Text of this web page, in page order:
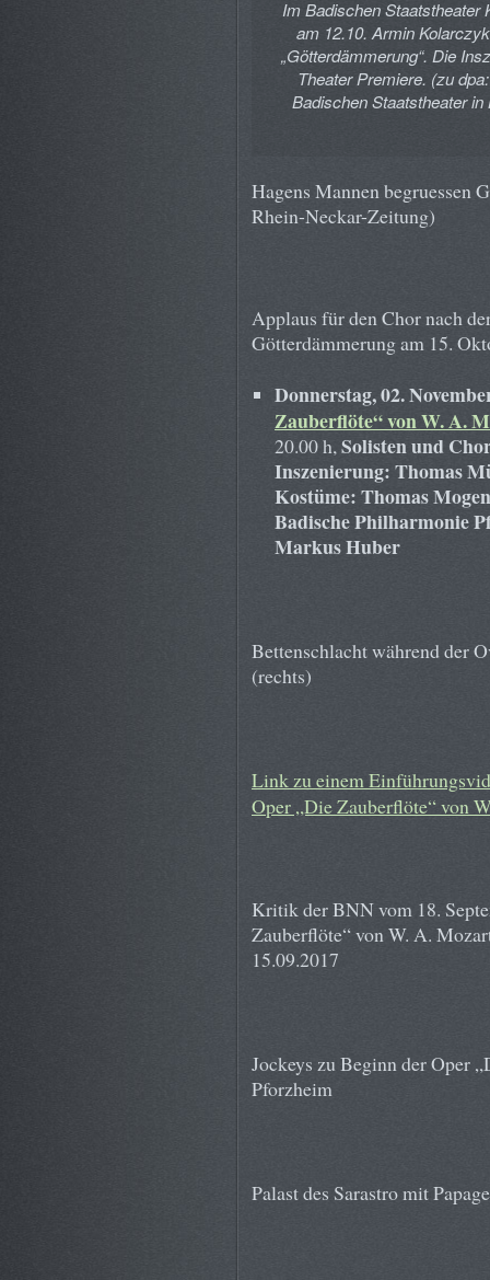
Im Badischen Staatstheater
am 12.10. Armin
„Götterdämmerung“. Die
Theater Premiere. (zu
Badischen Staatstheater
Hagens Mannen
Rhein-Neckar-Zeitung)
Applaus für den Chor nach
Götterdämmerung am 15.
Donnerstag, 02.
Zauberflöte“ von W. A.
20.00 h,Solisten und
Inszenierung: Thomas
Kostüme: Thomas
Badische Philharmonie
Markus Huber
Bettenschlacht während der
(rechts)
Link zu einem
Oper „Die Zauberflöte“ von
Kritik der BNN vom 18.
Zauberflöte“ von W. A.
15.09.2017
Jockeys zu Beginn der Oper
Pforzheim
Palast des Sarastro mit